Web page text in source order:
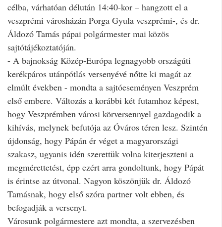
célba, várhatóan délután 14:40-kor – hangzott el a
veszprémi városházán Porga Gyula veszprémi-, és dr.
Áldozó Tamás pápai polgármester mai közös
sajtótájékoztatóján.
- A bajnokság Közép-Európa legnagyobb országúti
kerékpáros utánpótlás versenyévé nőtte ki magát az
elmúlt években - mondta a sajtóeseményen Veszprém
első embere. Változás a korábbi két futamhoz képest,
hogy Veszprémben városi körversennyel gazdagodik a
kihívás, melynek befutója az Óváros téren lesz. Szintén
újdonság, hogy Pápán ér véget a magyarországi
szakasz, ugyanis idén szerettük volna kiterjeszteni a
megmérettetést, épp ezért arra gondoltunk, hogy Pápát
is érintse az útvonal. Nagyon köszönjük dr. Áldozó
Tamásnak, hogy első szóra partner volt ebben, és
befogadják a versenyt.
Városunk polgármestere azt mondta, a szervezésben